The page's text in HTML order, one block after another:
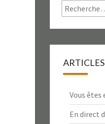
Rechercher :
Vous êtes
En direct